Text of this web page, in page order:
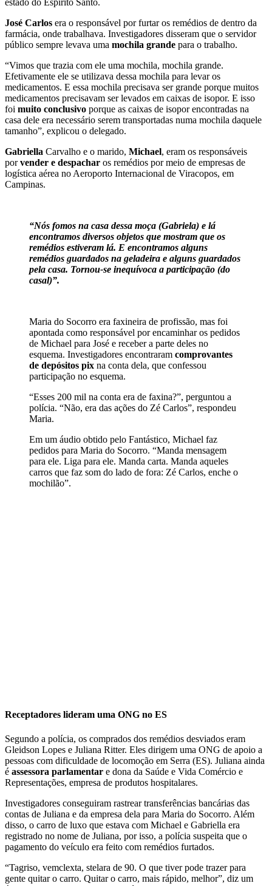
estado do Espírito Santo.
José Carlos era o responsável por furtar os remédios de dentro da
farmácia, onde trabalhava. Investigadores disseram que o servidor
público sempre levava uma mochila grande para o trabalho.
“Vimos que trazia com ele uma mochila, mochila grande.
Efetivamente ele se utilizava dessa mochila para levar os
medicamentos. E essa mochila precisava ser grande porque muitos
medicamentos precisavam ser levados em caixas de isopor. E isso
foi muito conclusivo porque as caixas de isopor encontradas na
casa dele era necessário serem transportadas numa mochila daquele
tamanho”, explicou o delegado.
Gabriella Carvalho e o marido, Michael, eram os responsáveis
porvender e despachar os remédios por meio de empresas de
logística aérea no Aeroporto Internacional de Viracopos, em
Campinas.
“Nós fomos na casa dessa moça (Gabriela) e lá
encontramos diversos objetos que mostram que os
remédios estiveram lá. E encontramos alguns
remédios guardados na geladeira e alguns guardados
pela casa. Tornou-se inequívoca a participação (do
casal)”.
Maria do Socorro era faxineira de profissão, mas foi
apontada como responsável por encaminhar os pedidos
de Michael para José e receber a parte deles no
esquema. Investigadores encontraram comprovantes
de depósitos pix na conta dela, que confessou
participação no esquema.
“Esses 200 mil na conta era de faxina?”, perguntou a
polícia. “Não, era das ações do Zé Carlos”, respondeu
Maria.
Em um áudio obtido pelo Fantástico, Michael faz
pedidos para Maria do Socorro. “Manda mensagem
para ele. Liga para ele. Manda carta. Manda aqueles
carros que faz som do lado de fora: Zé Carlos, enche o
mochilão”.
Receptadores lideram uma ONG no ES
Segundo a polícia, os comprados dos remédios desviados eram
Gleidson Lopes e Juliana Ritter. Eles dirigem uma ONG de apoio a
pessoas com dificuldade de locomoção em Serra (ES). Juliana ainda
é assessora parlamentar e dona da Saúde e Vida Comércio e
Representações, empresa de produtos hospitalares.
Investigadores conseguiram rastrear transferências bancárias das
contas de Juliana e da empresa dela para Maria do Socorro. Além
disso, o carro de luxo que estava com Michael e Gabriella era
registrado no nome de Juliana, por isso, a polícia suspeita que o
pagamento do veículo era feito com remédios furtados.
“Tagriso, vemclexta, stelara de 90. O que tiver pode trazer para
gente quitar o carro. Quitar o carro, mais rápido, melhor”, diz um